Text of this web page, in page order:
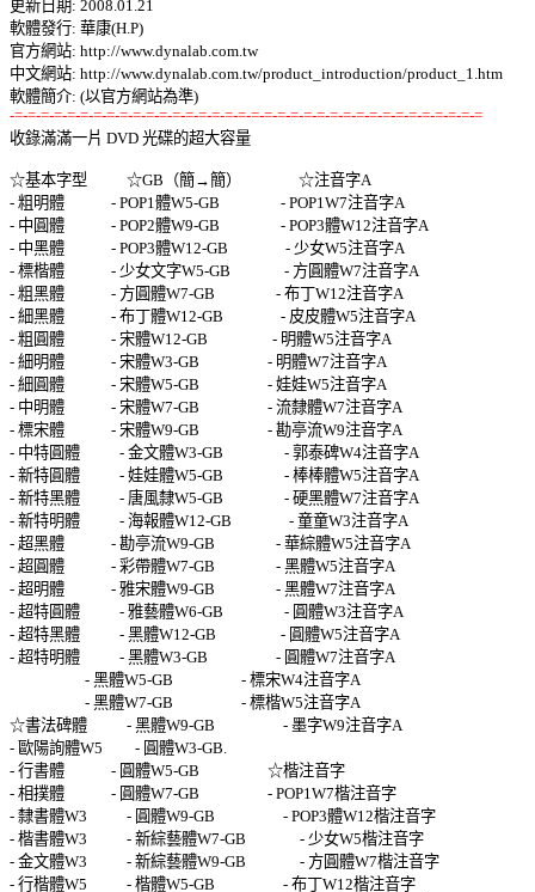
更新日期: 2008.01.21
軟體發行: 華康(H.P)
官方網站: http://www.dynalab.com.tw
中文網站: http://www.dynalab.com.tw/product_introduction/product_1.htm
-=-=-=-=-=-=-=-=-=-=-=-=-=-=-=-=-=-=-=-=-=-=-=-=-=-=-=-=-=-=-=-=-=-=-=-=